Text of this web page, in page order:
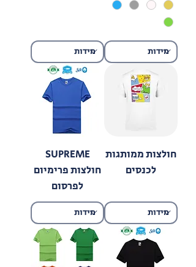
חולצות ממותגות
לכנסים
SUPREME
חולצות פרימיום
לפרסום